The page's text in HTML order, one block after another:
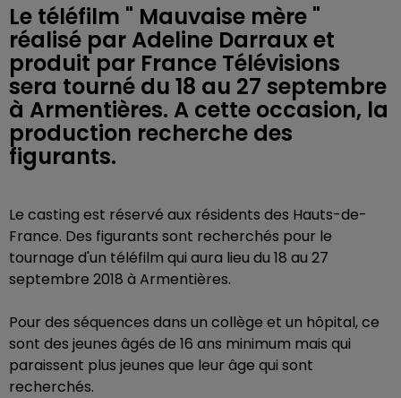
Le téléfilm " Mauvaise mère "
réalisé par Adeline Darraux et
produit par France Télévisions
sera tourné du 18 au 27 septembre
à Armentières. A cette occasion, la
production recherche des
figurants.
Le casting est réservé aux résidents des Hauts-de-
France. Des figurants sont recherchés pour le
tournage d'un téléfilm qui aura lieu du 18 au 27
septembre 2018 à Armentières.
Pour des séquences dans un collège et un hôpital, ce
sont des jeunes âgés de 16 ans minimum mais qui
paraissent plus jeunes que leur âge qui sont
recherchés.